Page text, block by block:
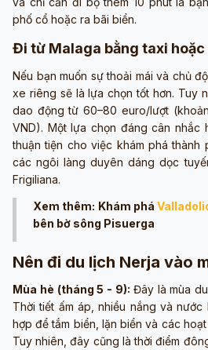
phố cổ hoặc ra bãi biển.
Đi từ Malaga bằng taxi hoặc
Nếu bạn muốn sự thoải mái và chủ
xe riêng sẽ là lựa chọn tốt hơn. Tuy
dao động từ 60–80 euro/lượt
VND). Một lựa chọn đáng cân nhắc
thuận tiện cho việc khám phá thành
các ngôi làng duyên dáng dọc
Frigiliana.
Xem thêm: Khám phá
bên bờ sông Pisuerga
Nên đi du lịch Nerja vào
Mùa hè (tháng 5 - 9): Đây là mùa
Thời tiết ấm áp, nhiều nắng và
hợp để tắm biển, lặn biển và các
Tuy nhiên, đây cũng là thời điểm